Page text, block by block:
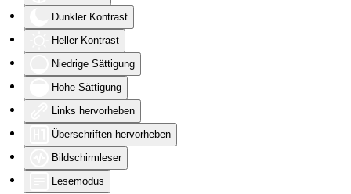
Dunkler Kontrast
Heller Kontrast
Niedrige Sättigung
Hohe Sättigung
Links hervorheben
Überschriften hervorheben
Bildschirmleser
Lesemodus